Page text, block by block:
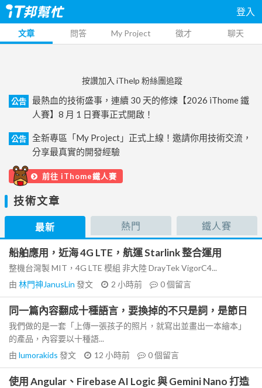
登入
文章 問答 My Project 徵才 聊天
按讚加入 iThelp 粉絲團追蹤
公告
最熱血的技術盛事，連續 30 天的修煉【2026 iThome 鐵
人賽】8 月 1 日賽事正式開啟！
公告
全新專區「My Project」正式上線！邀請你用技術交流，
分享最真實的開發經驗
前往 iThome鐵人賽
技術文章
最新 熱門 鐵人賽
船舶應用，近海 4G LTE，航運 Starlink 整合運用
整機台灣製 MIT，4G LTE 模組 非大陸 DrayTek VigorC4...
由 林門神JanusLin 發文 2 小時前 0個留言
同一篇內容翻成十種語言，要換掉的不只是詞，是節日
我們做的是一套「上傳一張孩子的照片，就寫出並畫出一本繪本」
的產品，內容要以十種語...
由 lumorakids 發文 12 小時前 0個留言
使用 Angular、Firebase AI Logic 與 Gemini Nano 打造